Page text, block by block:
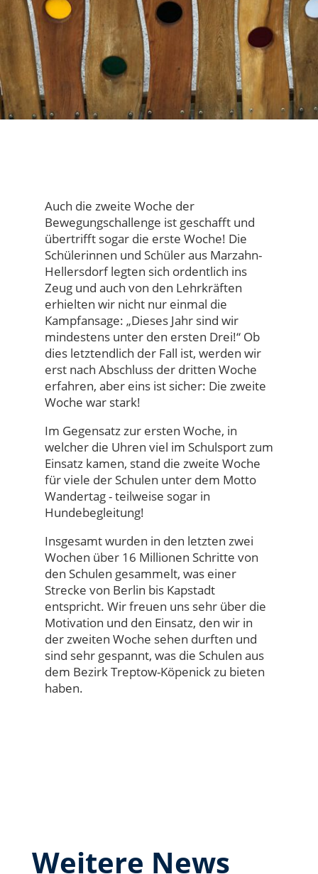
Auch die zweite Woche der
Bewegungschallenge ist geschafft und
übertrifft sogar die erste Woche! Die
Schülerinnen und Schüler aus Marzahn-
Hellersdorf legten sich ordentlich ins
Zeug und auch von den Lehrkräften
erhielten wir nicht nur einmal die
Kampfansage: „Dieses Jahr sind wir
mindestens unter den ersten Drei!“ Ob
dies letztendlich der Fall ist, werden wir
erst nach Abschluss der dritten Woche
erfahren, aber eins ist sicher: Die zweite
Woche war stark!
Im Gegensatz zur ersten Woche, in
welcher die Uhren viel im Schulsport zum
Einsatz kamen, stand die zweite Woche
für viele der Schulen unter dem Motto
Wandertag - teilweise sogar in
Hundebegleitung!
Insgesamt wurden in den letzten zwei
Wochen über 16 Millionen Schritte von
den Schulen gesammelt, was einer
Strecke von Berlin bis Kapstadt
entspricht. Wir freuen uns sehr über die
Motivation und den Einsatz, den wir in
der zweiten Woche sehen durften und
sind sehr gespannt, was die Schulen aus
dem Bezirk Treptow-Köpenick zu bieten
haben.
Weitere News